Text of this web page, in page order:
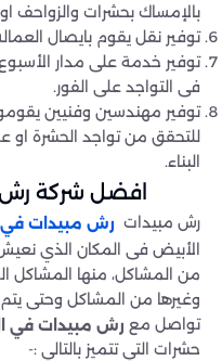
بالإمساك بحشرات والزواحف او
توفير نقل يقوم بايصال
فى التواجد على الفور.
توفير مهندسين وفنيين
للتحقق من تواجد الحشرة او
البناء.
افضل شركة رش
رش مبيدات رش مبيدات في
الأبيض فى المكان الذي
من المشاكل، منها المشاكل
وغيرها من المشاكل وحتى
تواصل مع رش مبيدات في
حشرات التي تتميز بالتالي :-